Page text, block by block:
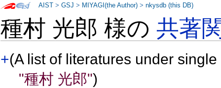
種村 光郎 様の共著
+(A list of literatures under
"種村 光郎")
AIST >GSJ > MIYAGI(the Author) >nkysdb (this DB)